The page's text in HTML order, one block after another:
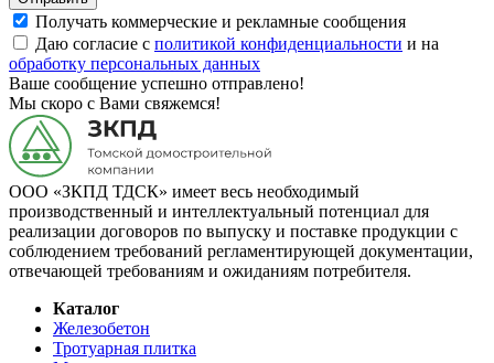
Получать коммерческие и рекламные сообщения
Даю согласие с политикой конфиденциальности и на
обработку персональных данных
Ваше сообщение успешно отправлено!
Мы скоро с Вами свяжемся!
ООО «ЗКПД ТДСК» имеет весь необходимый
производственный и интеллектуальный потенциал для
реализации договоров по выпуску и поставке продукции с
соблюдением требований регламентирующей документации,
отвечающей требованиям и ожиданиям потребителя.
Каталог
Железобетон
Тротуарная плитка